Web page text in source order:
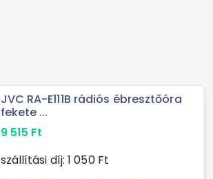
JVC RA-E111B rádiós ébresztőóra
fekete ...
9 515 Ft
szállítási díj: 1 050Ft